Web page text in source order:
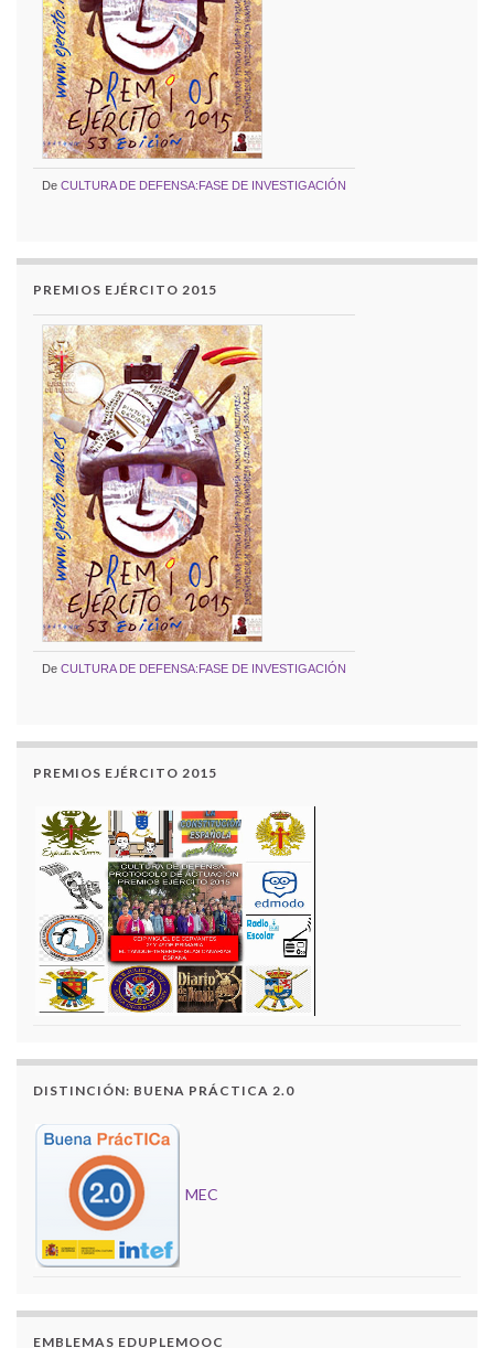
De CULTURA DE DEFENSA:FASE DE INVESTIGACIÓN
PREMIOS EJÉRCITO 2015
De CULTURA DE DEFENSA:FASE DE INVESTIGACIÓN
PREMIOS EJÉRCITO 2015
DISTINCIÓN: BUENA PRÁCTICA 2.0
MEC
EMBLEMAS EDUPLEMOOC